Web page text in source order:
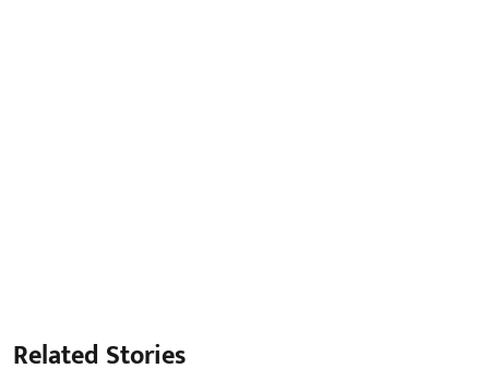
Related Stories